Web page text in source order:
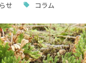
せ コラム